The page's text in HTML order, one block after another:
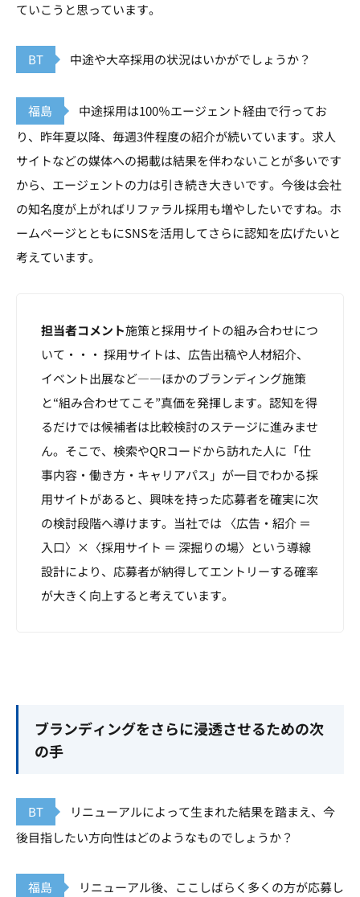
ていこうと思っています。
BT 中途や大卒採用の状況はいかがでしょうか？
福島
中途採用は100％エージェント経由で行ってお
り、昨年夏以降、毎週3件程度の紹介が続いています。求人
サイトなどの媒体への掲載は結果を伴わないことが多いです
から、エージェントの力は引き続き大きいです。今後は会社
の知名度が上がればリファラル採用も増やしたいですね。ホ
ームページとともにSNSを活用してさらに認知を広げたいと
考えています。
担当者コメント施策と採用サイトの組み合わせにつ
いて・・・ 採用サイトは、広告出稿や人材紹介、
イベント出展など――ほかのブランディング施策
と“組み合わせてこそ”真価を発揮します。認知を得
るだけでは候補者は比較検討のステージに進みませ
ん。そこで、検索やQRコードから訪れた人に「仕
事内容・働き方・キャリアパス」が一目でわかる採
用サイトがあると、興味を持った応募者を確実に次
の検討段階へ導けます。当社では 〈広告・紹介 ＝
入口〉×〈採用サイト ＝ 深掘りの場〉という導線
設計により、応募者が納得してエントリーする確率
が大きく向上すると考えています。
ブランディングをさらに浸透させるための次
の手
BT
リニューアルによって生まれた結果を踏まえ、今
後目指したい方向性はどのようなものでしょうか？
福島
リニューアル後、ここしばらく多くの方が応募し